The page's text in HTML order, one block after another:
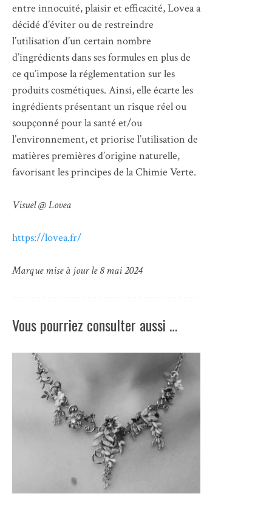
entre innocuité, plaisir et efficacité, Lovea a
décidé d’éviter ou de restreindre
l’utilisation d’un certain nombre
d’ingrédients dans ses formules en plus de
ce qu’impose la réglementation sur les
produits cosmétiques. Ainsi, elle écarte les
ingrédients présentant un risque réel ou
soupçonné pour la santé et/ou
l’environnement, et priorise l’utilisation de
matières premières d’origine naturelle,
favorisant les principes de la Chimie Verte.
Visuel @ Lovea
https://lovea.fr/
Marque mise à jour le 8 mai 2024
Vous pourriez consulter aussi …